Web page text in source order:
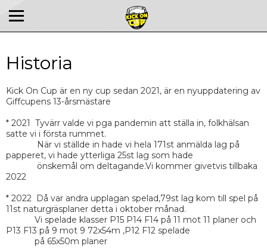
Historia
Kick On Cup är en ny cup sedan 2021, är en nyuppdatering av
Giffcupens 13-årsmästare
* 2021 Tyvärr valde vi pga pandemin att ställa in, folkhälsan
satte vi i första rummet.
När vi ställde in hade vi hela 171st anmälda lag på
papperet, vi hade ytterliga 25st lag som hade
önskemål om deltagande.Vi kommer givetvis tillbaka
2022
* 2022 Då var andra upplagan spelad,79st lag kom till spel på
11st naturgräsplaner detta i oktober månad.
Vi spelade klasser P15 P14 F14 på 11 mot 11 planer och
P13 F13 på 9 mot 9 72x54m ,P12 F12 spelade
på 65x50m planer